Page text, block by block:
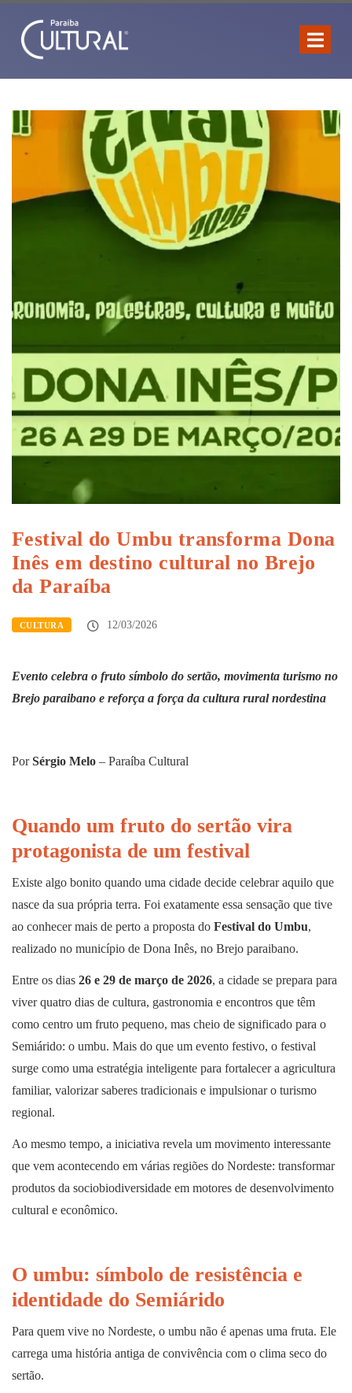
Festival do Umbu transforma Dona
Inês em destino cultural no Brejo
da Paraíba
CULTURA 12/03/2026
Evento celebra o fruto símbolo do sertão, movimenta turismo no
Brejo paraibano e reforça a força da cultura rural nordestina
PorSérgio Melo – Paraíba Cultural
Quando um fruto do sertão vira
protagonista de um festival
Existe algo bonito quando uma cidade decide celebrar aquilo que
nasce da sua própria terra. Foi exatamente essa sensação que tive
ao conhecer mais de perto a proposta do Festival do Umbu,
realizado no município de Dona Inês, no Brejo paraibano.
Entre os dias 26 e 29 de março de 2026, a cidade se prepara para
viver quatro dias de cultura, gastronomia e encontros que têm
como centro um fruto pequeno, mas cheio de significado para o
Semiárido: o umbu. Mais do que um evento festivo, o festival
surge como uma estratégia inteligente para fortalecer a agricultura
familiar, valorizar saberes tradicionais e impulsionar o turismo
regional.
Ao mesmo tempo, a iniciativa revela um movimento interessante
que vem acontecendo em várias regiões do Nordeste: transformar
produtos da sociobiodiversidade em motores de desenvolvimento
cultural e econômico.
O umbu: símbolo de resistência e
identidade do Semiárido
Para quem vive no Nordeste, o umbu não é apenas uma fruta. Ele
carrega uma história antiga de convivência com o clima seco do
sertão.